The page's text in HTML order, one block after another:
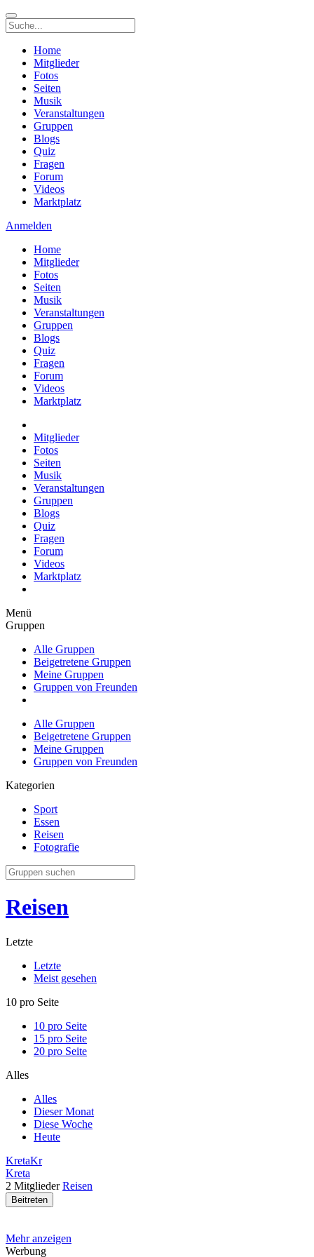
Home
Mitglieder
Fotos
Seiten
Musik
Veranstaltungen
Gruppen
Blogs
Quiz
Fragen
Forum
Videos
Marktplatz
Anmelden
Home
Mitglieder
Fotos
Seiten
Musik
Veranstaltungen
Gruppen
Blogs
Quiz
Fragen
Forum
Videos
Marktplatz
Mitglieder
Fotos
Seiten
Musik
Veranstaltungen
Gruppen
Blogs
Quiz
Fragen
Forum
Videos
Marktplatz
Menü
Gruppen
Alle Gruppen
Beigetretene Gruppen
Meine Gruppen
Gruppen von Freunden
Alle Gruppen
Beigetretene Gruppen
Meine Gruppen
Gruppen von Freunden
Kategorien
Sport
Essen
Reisen
Fotografie
Reisen
Letzte
Letzte
Meist gesehen
10 pro Seite
10 pro Seite
15 pro Seite
20 pro Seite
Alles
Alles
Dieser Monat
Diese Woche
Heute
KretaKr
Kreta
2 Mitglieder Reisen
Beitreten
Mehr anzeigen
Werbung